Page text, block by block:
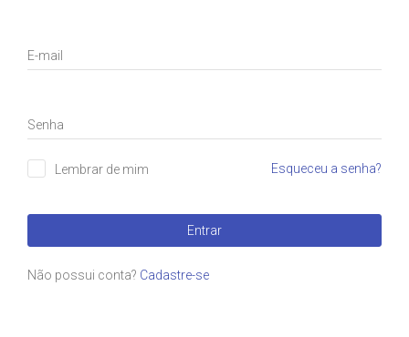
E-mail
Senha
Lembrar de mim Esqueceu a senha?
Entrar
Não possui conta? Cadastre-se